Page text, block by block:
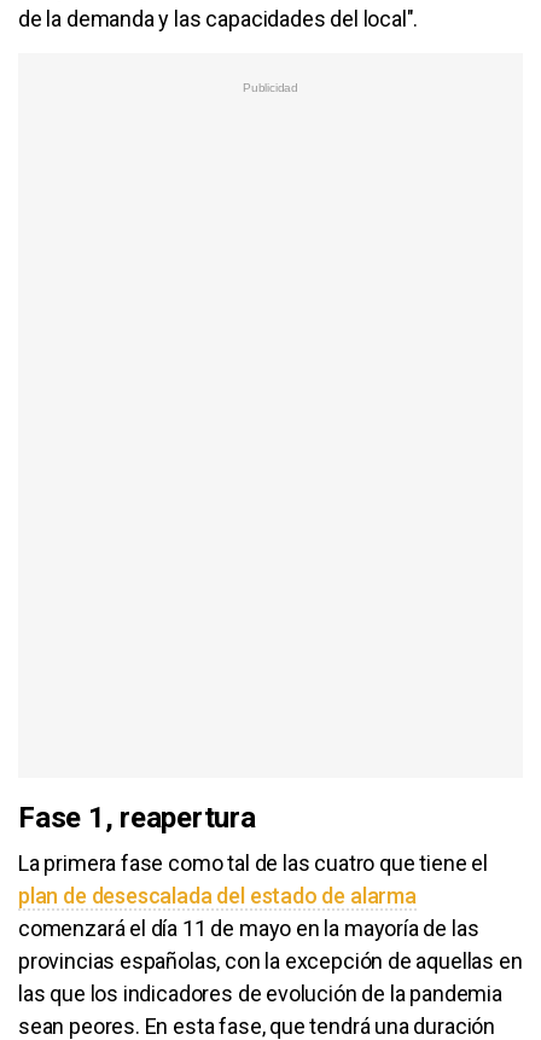
de la demanda y las capacidades del local".
Fase 1, reapertura
La primera fase como tal de las cuatro que tiene el
plan de desescalada del estado de alarma
comenzará el día 11 de mayo en la mayoría de las
provincias españolas, con la excepción de aquellas en
las que los indicadores de evolución de la pandemia
sean peores. En esta fase, que tendrá una duración